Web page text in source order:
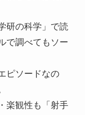
研の科学」で読
で調べてもソー
ピソードなの
楽観性も「射手